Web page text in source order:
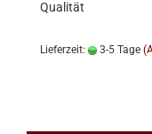
Qualität
Lieferzeit: 3-5 Tage